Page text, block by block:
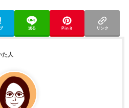
送る Pin it リンク